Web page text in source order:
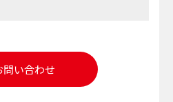
問い合わせ